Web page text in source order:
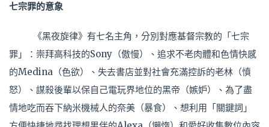
七宗罪的意象
《黑夜旋律》有七名主角，分別對應基督宗教的「七宗
罪」：崇拜高科技的Sony（傲慢）、追求不老肉體和色情快感
的Medina（色欲）、失去書店並對社會充滿控訴的老林（憤
怒）、謀殺後輩以保自己電玩界地位的黑帝（嫉妒）、為了盡
情地吃而吞下納米機械人的奈美（暴食）、想利用「關鍵詞」